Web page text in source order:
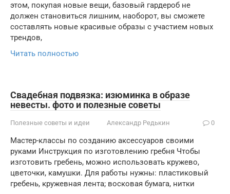
этом, покупая новые вещи, базовый гардероб не
должен становиться лишним, наоборот, вы сможете
составлять новые красивые образы с участием новых
трендов,
Читать полностью
Свадебная подвязка: изюминка в образе
невесты. фото и полезные советы
Полезные советы и идеи Александр Редькин 0
Мастер-классы по созданию аксессуаров своими
руками Инструкция по изготовлению гребня Чтобы
изготовить гребень, можно использовать кружево,
цветочки, камушки. Для работы нужны: пластиковый
гребень, кружевная лента; восковая бумага, нитки